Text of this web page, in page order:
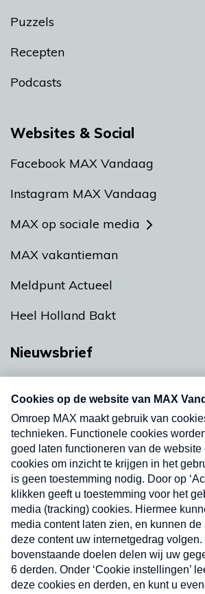
Puzzels
Recepten
Podcasts
Websites & Social
Facebook MAX Vandaag
Instagram MAX Vandaag
MAX op sociale media
MAX vakantieman
Meldpunt Actueel
Heel Holland Bakt
Nieuwsbrief
nieuwsbrief. Elke vrijdag- en
uw mailbox.
Nieuwsbrief